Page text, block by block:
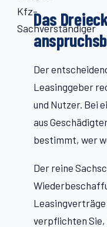
Das
Der
Leasinggeber
und Nutzer. Bei
aus
bestimmt, wer
Der reine
verpflichten Sie,